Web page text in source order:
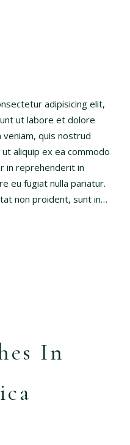
adipisicing elit,
ut labore et dolore
veniam, quis nostrud
aliquip ex ea commodo
in reprehenderit in
eu fugiat nulla pariatur.
non proident, sunt in…
In